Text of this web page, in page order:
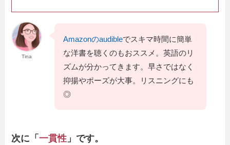
Tina
Amazonのaudibleでスキマ時間に簡単
な洋書を聴くのもおススメ。英語のリ
ズムが分かってきます。早さではなく
抑揚やポーズが大事。リスニングにも
◎
次に「一貫性 」です。